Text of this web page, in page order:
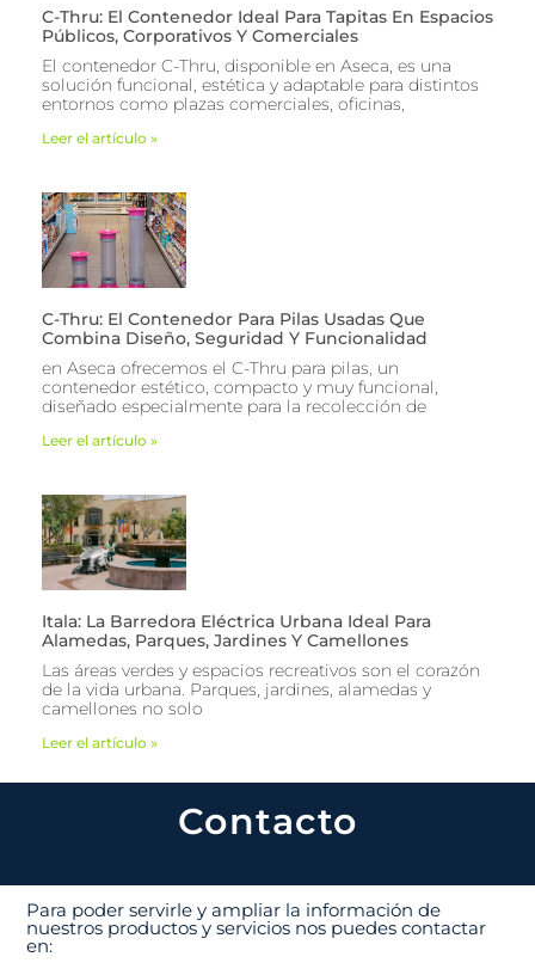
C-Thru: El Contenedor Ideal Para Tapitas En Espacios
Públicos, Corporativos Y Comerciales
El contenedor C-Thru, disponible en Aseca, es una
solución funcional, estética y adaptable para distintos
entornos como plazas comerciales, oficinas,
Leer el artículo »
C-Thru: El Contenedor Para Pilas Usadas Que
Combina Diseño, Seguridad Y Funcionalidad
en Aseca ofrecemos el C-Thru para pilas, un
contenedor estético, compacto y muy funcional,
diseñado especialmente para la recolección de
Leer el artículo »
Itala: La Barredora Eléctrica Urbana Ideal Para
Alamedas, Parques, Jardines Y Camellones
Las áreas verdes y espacios recreativos son el corazón
de la vida urbana. Parques, jardines, alamedas y
camellones no solo
Leer el artículo »
Contacto
Para poder servirle y ampliar la información de
nuestros productos y servicios nos puedes contactar
en: